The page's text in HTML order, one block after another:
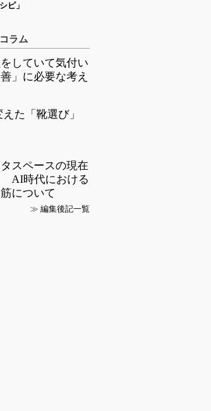
ピ」
ラム
していて気付い
」に必要な考え
た「靴選び」
スペースの現在
AI時代における
について
≫ 編集後記一覧